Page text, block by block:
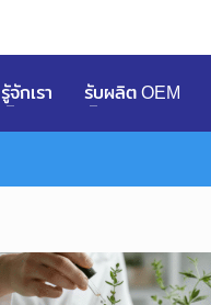
รูัจักเรา รับผลิต OEM